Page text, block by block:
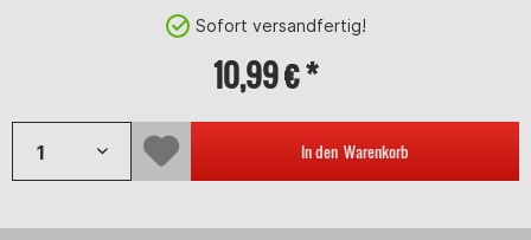
Sofort versandfertig!
10,99 € *
In den Warenkorb